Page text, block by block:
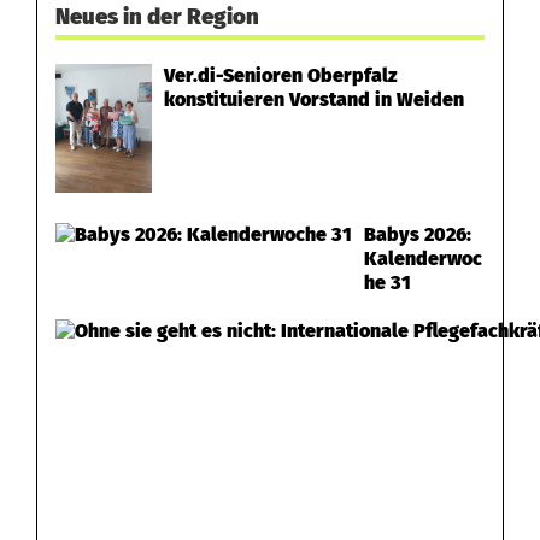
Neues in der Region
Ver.di-Senioren Oberpfalz
konstituieren Vorstand in Weiden
Babys 2026:
Kalenderwoc
he 31